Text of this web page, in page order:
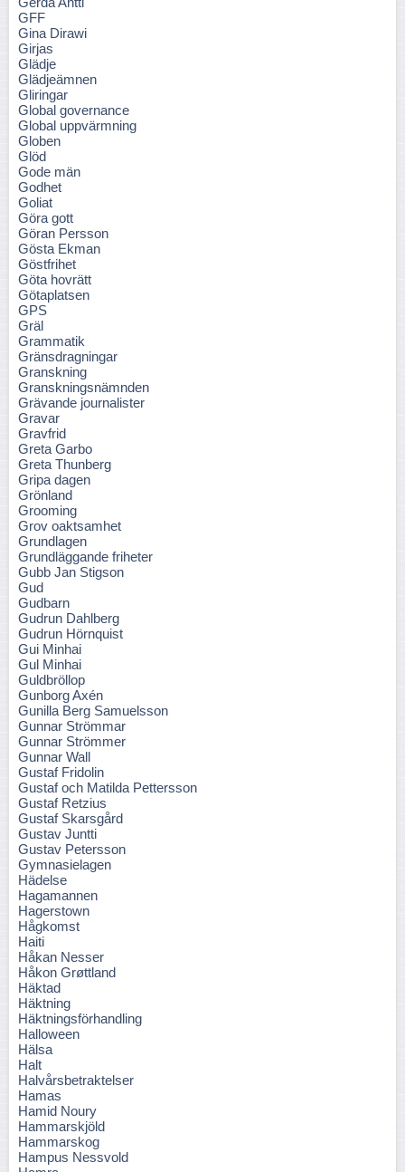
GFF
Gina Dirawi
Girjas
Glädje
Glädjeämnen
Gliringar
Global governance
Global uppvärmning
Globen
Glöd
Gode män
Godhet
Goliat
Göra gott
Göran Persson
Gösta Ekman
Göstfrihet
Göta hovrätt
Götaplatsen
GPS
Gräl
Grammatik
Gränsdragningar
Granskning
Granskningsnämnden
Grävande journalister
Gravar
Gravfrid
Greta Garbo
Greta Thunberg
Gripa dagen
Grönland
Grooming
Grov oaktsamhet
Grundlagen
Grundläggande friheter
Gubb Jan Stigson
Gud
Gudbarn
Gudrun Dahlberg
Gudrun Hörnquist
Gui Minhai
Gul Minhai
Guldbröllop
Gunborg Axén
Gunilla Berg Samuelsson
Gunnar Strömmar
Gunnar Strömmer
Gunnar Wall
Gustaf Fridolin
Gustaf och Matilda Pettersson
Gustaf Retzius
Gustaf Skarsgård
Gustav Juntti
Gustav Petersson
Gymnasielagen
Hädelse
Hagamannen
Hagerstown
Hågkomst
Haiti
Håkan Nesser
Håkon Grøttland
Häktad
Häktning
Häktningsförhandling
Halloween
Hälsa
Halt
Halvårsbetraktelser
Hamas
Hamid Noury
Hammarskjöld
Hammarskog
Hampus Nessvold